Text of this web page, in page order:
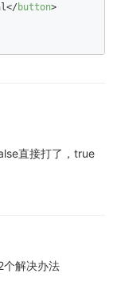
</button>
直接打了，true
个解决办法